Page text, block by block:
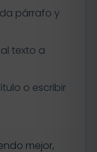
párrafo y
texto a
o escribir
mejor,